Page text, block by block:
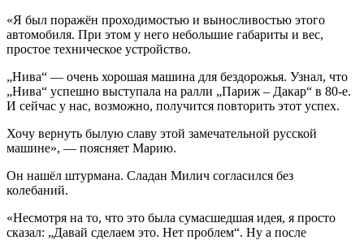
«Я был поражён проходимостью и выносливостью этого
автомобиля. При этом у него небольшие габариты и вес,
простое техническое устройство.
„Нива“ — очень хорошая машина для бездорожья. Узнал, что
„Нива“ успешно выступала на ралли „Париж – Дакар“ в 80-е.
И сейчас у нас, возможно, получится повторить этот успех.
Хочу вернуть былую славу этой замечательной русской
машине», — поясняет Марию.
Он нашёл штурмана. Сладан Милич согласился без
колебаний.
«Несмотря на то, что это была сумасшедшая идея, я просто
сказал: „Давай сделаем это. Нет проблем“. Ну а после